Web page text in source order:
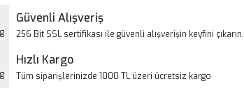
Ürün fiyatı diğer sitelerden daha pahalı.
Güvenli Alışveriş
256 Bit SSL sertifikası ile güvenli alışverişin keyfini çıkarın.
Hızlı Kargo
Tüm siparişlerinizde 1000 TL üzeri ücretsiz kargo